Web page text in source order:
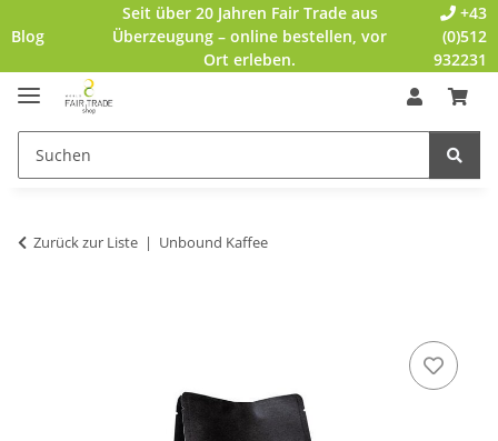
Blog
Seit über 20 Jahren Fair Trade aus
Überzeugung – online bestellen, vor
Ort erleben.
+43
(0)512
932231
Zurück zur Liste Unbound Kaffee